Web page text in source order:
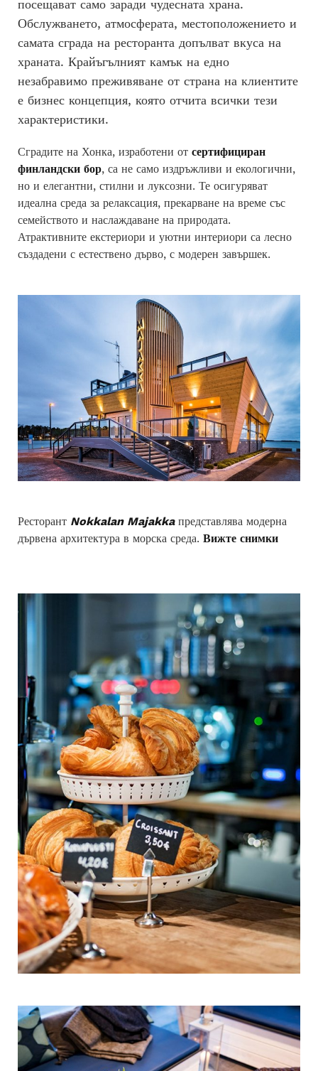
посещават само заради чудесната храна.
Обслужването, атмосферата, местоположението и
самата сграда на ресторанта допълват вкуса на
храната. Крайъгълният камък на едно
незабравимо преживяване от страна на клиентите
е бизнес концепция, която отчита всички тези
характеристики.
Сградите на Хонка, изработени от сертифициран
финландски бор, са не само издръжливи и екологични,
но и елегантни, стилни и луксозни. Те осигуряват
идеална среда за релаксация, прекарване на време със
семейството и наслаждаване на природата.
Атрактивните екстериори и уютни интериори са лесно
създадени с естествено дърво, с модерен завършек.
Ресторант Nokkalan Majakkaпредставлява модерна
дървена архитектура в морска среда. Вижте снимки